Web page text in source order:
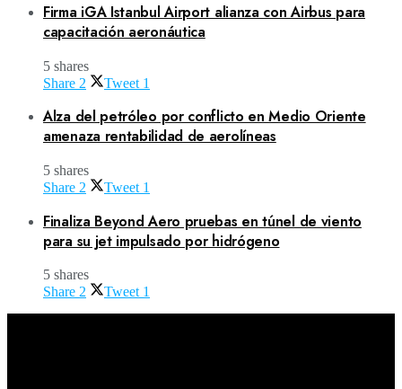
Firma iGA Istanbul Airport alianza con Airbus para
capacitación aeronáutica
5 shares
Share 2 Tweet 1
Alza del petróleo por conflicto en Medio Oriente
amenaza rentabilidad de aerolíneas
5 shares
Share 2 Tweet 1
Finaliza Beyond Aero pruebas en túnel de viento
para su jet impulsado por hidrógeno
5 shares
Share 2 Tweet 1